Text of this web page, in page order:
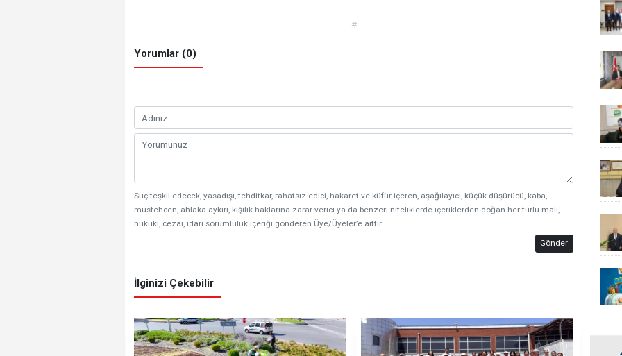
#
Yorumlar (0)
Suç teşkil edecek, yasadışı, tehditkar, rahatsız edici, hakaret ve küfür içeren, aşağılayıcı, küçük düşürücü, kaba,
müstehcen, ahlaka aykırı, kişilik haklarına zarar verici ya da benzeri niteliklerde içeriklerden doğan her türlü mali,
hukuki, cezai, idari sorumluluk içeriği gönderen Üye/Üyeler’e aittir.
Gönder
İlginizi Çekebilir